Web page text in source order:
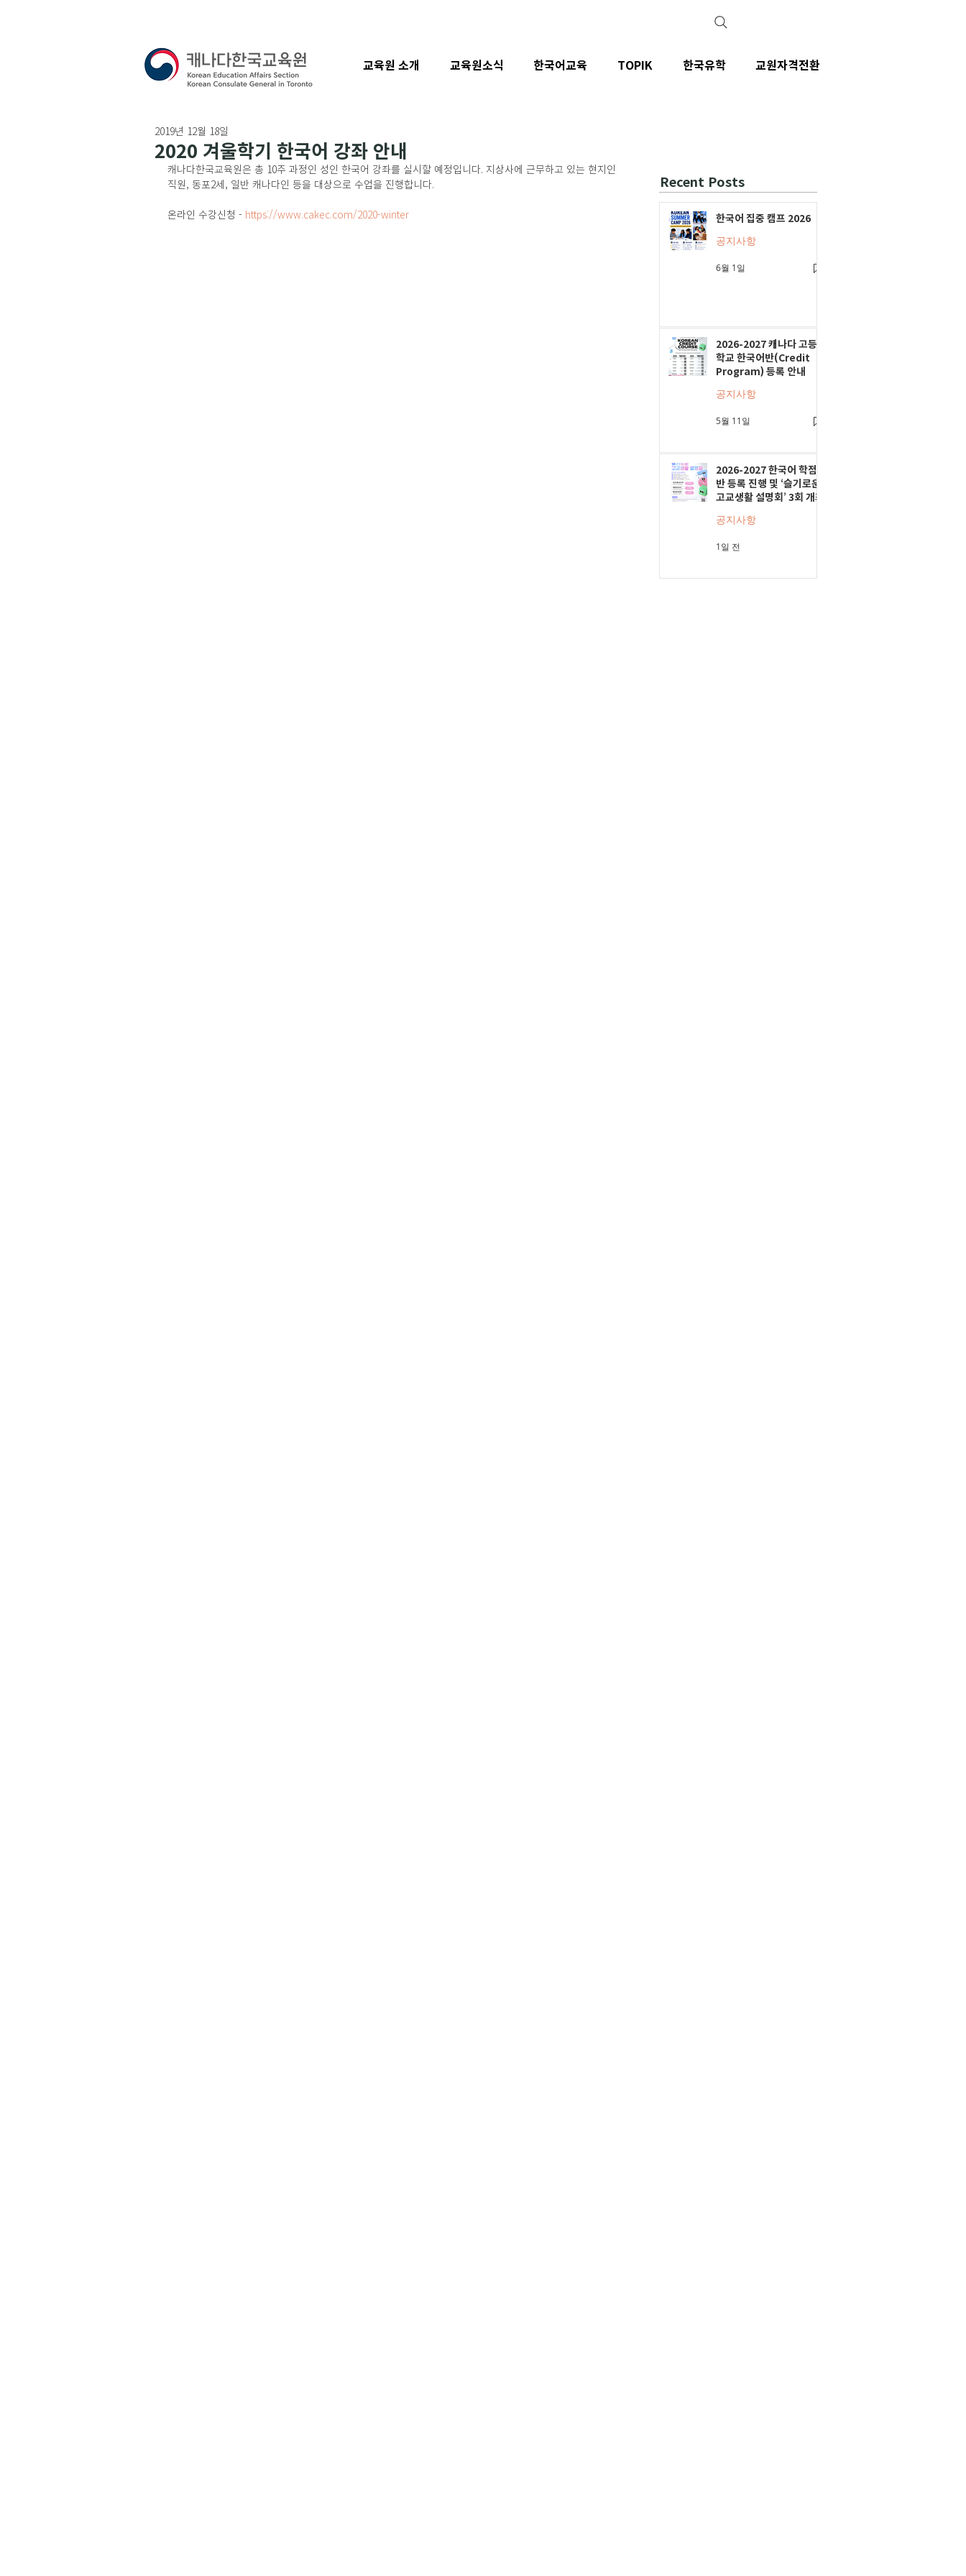
2020 겨울학기 한국어 강좌 안내
2019년 12월 18일
캐나다한국교육원은 총 10주 과정인 성인 한국어 강좌를 실시할 예정입니다. 지상사에 근무하고 있는 현지인
직원, 동포2세, 일반 캐나다인 등을 대상으로 수업을 진행합니다.
온라인 수강신청 - https://www.cakec.com/2020-winter
Recent Posts
한국어 집중 캠프 2026
공지사항
6월 1일
2026-2027 캐나다 고등
학교 한국어반(Credit
Program) 등록 안내
공지사항
5월 11일
2026-2027 한국어 학점
반 등록 진행 및 ‘슬기로운
고교생활 설명회’ 3회 개최
공지사항
1일 전
교육원 소개 교육원소식 한국어교육 TOPIK 한국유학 교원자격전환